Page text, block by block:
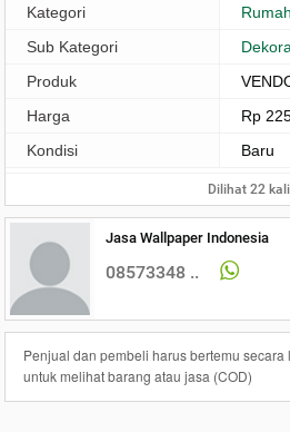
Kategori
Sub Kategori
Produk
Harga
Rp
Kondisi
Baru
Dilihat 22 kali
Jasa Wallpaper Indonesia
08573348 ..
Penjual dan pembeli harus bertemu
untuk melihat barang atau jasa (COD)